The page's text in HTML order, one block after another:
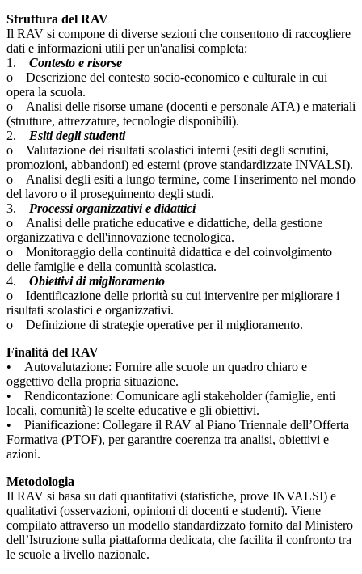
Struttura del RAV
Il RAV si compone di diverse sezioni che consentono di raccogliere
dati e informazioni utili per un'analisi completa:
1.
Contesto e risorse
o Descrizione del contesto socio-economico e culturale in cui
opera la scuola.
o Analisi delle risorse umane (docenti e personale ATA) e materiali
(strutture, attrezzature, tecnologie disponibili).
2. Esiti degli studenti
o Valutazione dei risultati scolastici interni (esiti degli scrutini,
promozioni, abbandoni) ed esterni (prove standardizzate INVALSI).
o Analisi degli esiti a lungo termine, come l'inserimento nel mondo
del lavoro o il proseguimento degli studi.
3. Processi organizzativi e didattici
o Analisi delle pratiche educative e didattiche, della gestione
organizzativa e dell'innovazione tecnologica.
o Monitoraggio della continuità didattica e del coinvolgimento
delle famiglie e della comunità scolastica.
4.
Obiettivi di miglioramento
o Identificazione delle priorità su cui intervenire per migliorare i
risultati scolastici e organizzativi.
o Definizione di strategie operative per il miglioramento.
Finalità del RAV
• Autovalutazione: Fornire alle scuole un quadro chiaro e
oggettivo della propria situazione.
• Rendicontazione: Comunicare agli stakeholder (famiglie, enti
locali, comunità) le scelte educative e gli obiettivi.
• Pianificazione: Collegare il RAV al Piano Triennale dell’Offerta
Formativa (PTOF), per garantire coerenza tra analisi, obiettivi e
azioni.
Metodologia
Il RAV si basa su dati quantitativi (statistiche, prove INVALSI) e
qualitativi (osservazioni, opinioni di docenti e studenti). Viene
compilato attraverso un modello standardizzato fornito dal Ministero
dell’Istruzione sulla piattaforma dedicata, che facilita il confronto tra
le scuole a livello nazionale.